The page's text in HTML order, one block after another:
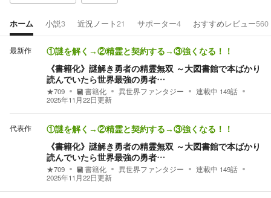
ホーム 小説3 近況ノート21 サポーター4 おすすめレビュー560
最新作 ①謎を解く→②精霊と契約する→③強くなる！！
《書籍化》謎解き勇者の精霊無双 ～大図書館で本ばかり
読んでいたら世界最強の勇者…
★709 書籍化 異世界ファンタジー 連載中 149話
2025年11月22日更新
代表作 ①謎を解く→②精霊と契約する→③強くなる！！
《書籍化》謎解き勇者の精霊無双 ～大図書館で本ばかり
読んでいたら世界最強の勇者…
★709 書籍化 異世界ファンタジー 連載中 149話
2025年11月22日更新